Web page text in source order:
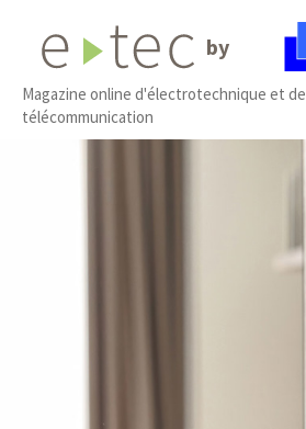
by
Magazine online d'électrotechnique et de
télécommunication